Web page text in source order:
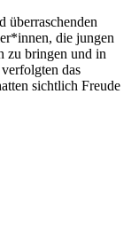
überraschenden
die jungen
zu bringen und in
das
sichtlich Freude